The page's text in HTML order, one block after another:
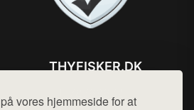
vores hjemmeside for at
THYFISKER.DK